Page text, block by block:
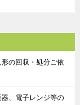
の回収・処分ご依
器、電子レンジ等の